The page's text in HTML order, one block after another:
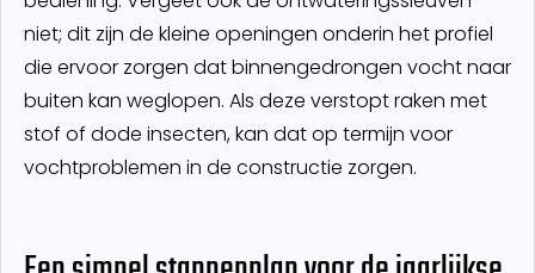
niet; dit zijn de kleine openingen onderin het profiel
die ervoor zorgen dat binnengedrongen vocht naar
buiten kan weglopen. Als deze verstopt raken met
stof of dode insecten, kan dat op termijn voor
vochtproblemen in de constructie zorgen.